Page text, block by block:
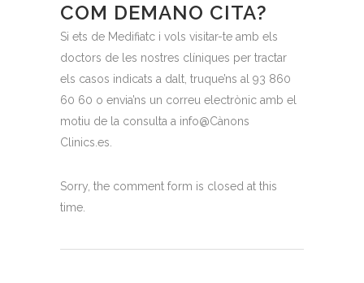
COM DEMANO CITA?
Si ets de Medifiatc i vols visitar-te amb els
doctors de les nostres clíniques per tractar
els casos indicats a dalt, truque’ns al 93 860
60 60 o envia’ns un correu electrònic amb el
motiu de la consulta a info@Cànons
Clinics.es.
Sorry, the comment form is closed at this
time.